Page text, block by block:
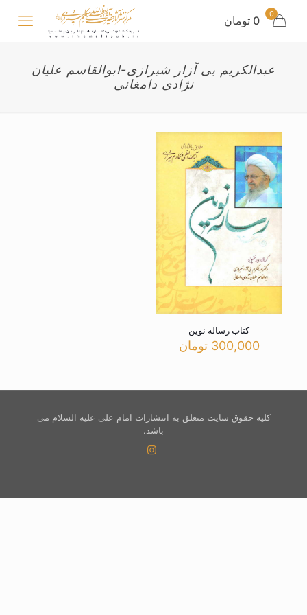
0 0 تومان
عبدالکریم بی آزار شیرازی-ابوالقاسم علیان
نژادی دامغانی
کتاب رساله نوین
300,000 تومان
کلیه حقوق سایت متعلق به انتشارات امام علی علیه السلام می
باشد.